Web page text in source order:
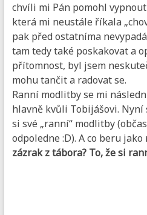
chvíli mi Pán pomohl
která mi neustále říkala
pak před ostatníma
tam tedy také poskakovat a
přítomnost, byl jsem
mohu tančit a radovat se.
Ranní modlitby se mi
hlavně kvůli Tobijášovi. Nyní
si své „ranní“ modlitby
odpoledne :D). A co beru
zázrak z tábora? To, že si